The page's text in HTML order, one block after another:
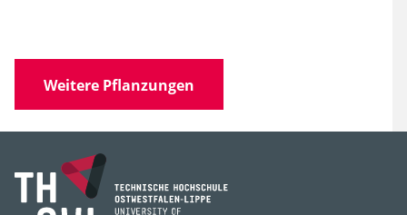
Weitere Pflanzungen